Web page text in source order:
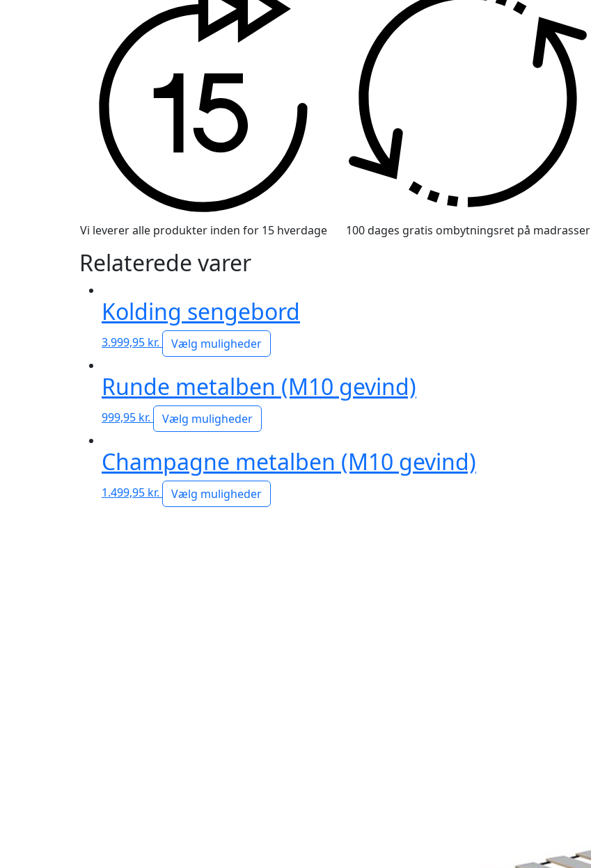
Vi leverer alle produkter inden for 15 hverdage 100 dages gratis ombytningsret på madrasser
Relaterede varer
Kolding sengebord
3.999,95 kr. Vælg muligheder
Runde metalben (M10 gevind)
999,95 kr. Vælg muligheder
Champagne metalben (M10 gevind)
1.499,95 kr. Vælg muligheder